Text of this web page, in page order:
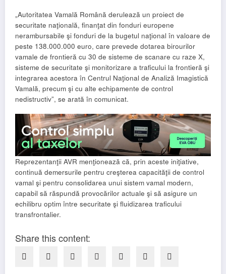
„Autoritatea Vamală Română derulează un proiect de
securitate naţională, finanţat din fonduri europene
nerambursabile şi fonduri de la bugetul naţional în valoare de
peste 138.000.000 euro, care prevede dotarea birourilor
vamale de frontieră cu 30 de sisteme de scanare cu raze X,
sisteme de securitate şi monitorizare a traficului la frontieră şi
integrarea acestora în Centrul Naţional de Analiză Imagistică
Vamală, precum şi cu alte echipamente de control
nedistructiv”, se arată în comunicat.
Reprezentanţii AVR menţionează că, prin aceste iniţiative,
continuă demersurile pentru creşterea capacităţii de control
vamal şi pentru consolidarea unui sistem vamal modern,
capabil să răspundă provocărilor actuale şi să asigure un
echilibru optim între securitate şi fluidizarea traficului
transfrontalier.
Share this content: